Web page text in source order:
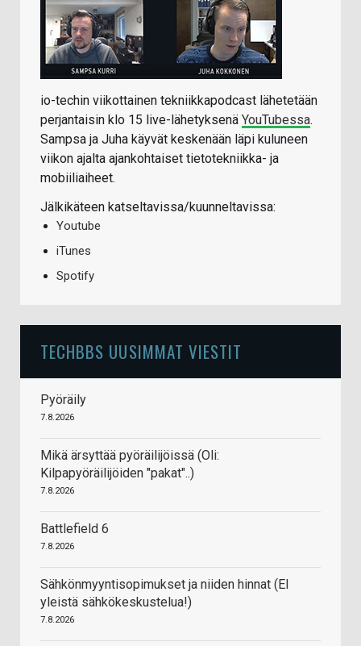
io-techin viikottainen tekniikkapodcast lähetetään
perjantaisin klo 15 live-lähetyksenä YouTubessa.
Sampsa ja Juha käyvät keskenään läpi kuluneen
viikon ajalta ajankohtaiset tietotekniikka- ja
mobiiliaiheet.
Jälkikäteen katseltavissa/kuunneltavissa:
Youtube
iTunes
Spotify
TECHBBS UUSIMMAT VIESTIT
Pyöräily
7.8.2026
Mikä ärsyttää pyöräilijöissä (Oli:
Kilpapyöräilijöiden "pakat"..)
7.8.2026
Battlefield 6
7.8.2026
Sähkönmyyntisopimukset ja niiden hinnat (EI
yleistä sähkökeskustelua!)
7.8.2026